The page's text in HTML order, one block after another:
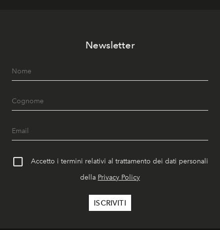
Newsletter
Accetto i termini relativi al trattamento dei dati personali
della Privacy Policy